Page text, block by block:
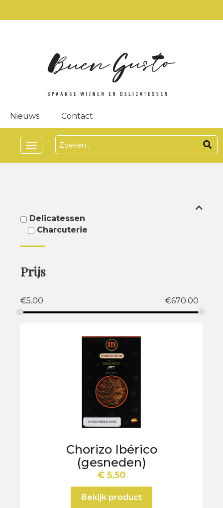
Nieuws Contact
Toggle
Delicatessen
Charcuterie
Prijs
€5.00 €670.00
Chorizo Ibérico
(gesneden)
€5,50
Bekijk product